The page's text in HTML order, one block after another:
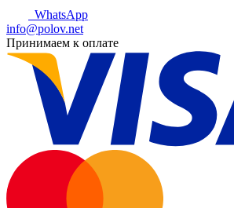
WhatsApp
info@polov.net
Принимаем к оплате